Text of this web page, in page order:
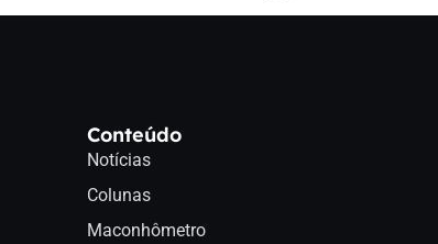
Conteúdo
Notícias
Colunas
Maconhômetro